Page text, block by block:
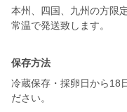
本州、四国、九州の方限定
常温で発送致します。
保存方法
冷蔵保存・採卵日から18
ださい。